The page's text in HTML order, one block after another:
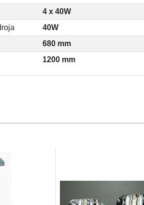
4 x 40W
40W
680 mm
1200 mm